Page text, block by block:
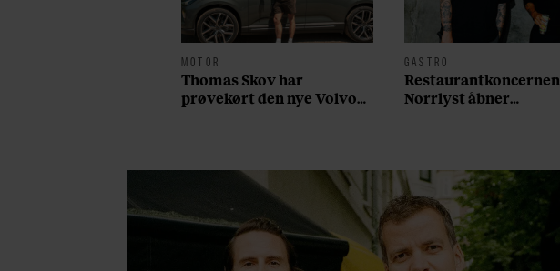
MOTOR
Thomas Skov har
prøvekørt den nye Volvo
GASTRO
Restaurantkoncernen
Norrlyst åbner